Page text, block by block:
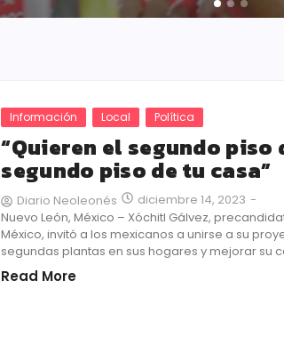
Información Local Política
“Quieren el segundo piso
segundo piso de tu casa”
Diario Neoleonés diciembre 14, 2023 -
Nuevo León, México – Xóchitl Gálvez,
México, invitó a los mexicanos a unirse a su
segundas plantas en sus hogares y mejorar su
Read More